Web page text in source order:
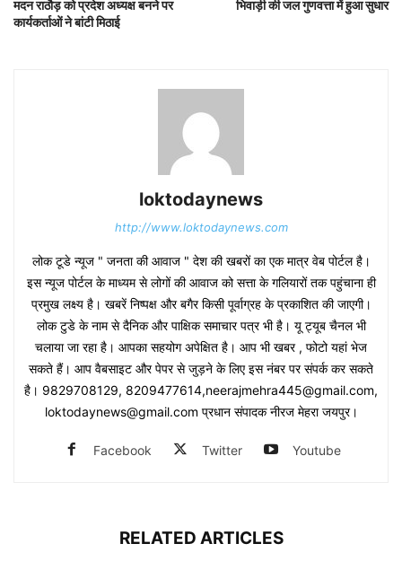
मदन राठौड़ को प्रदेश अध्यक्ष बनने पर
कार्यकर्ताओं ने बांटी मिठाई
भिवाड़ी की जल गुणवत्ता में हुआ सुधार
loktodaynews
http://www.loktodaynews.com
लोक टूडे न्यूज " जनता की आवाज " देश की खबरों का एक मात्र वेब पोर्टल है।
इस न्यूज पोर्टल के माध्यम से लोगों की आवाज को सत्ता के गलियारों तक पहुंचाना ही
प्रमुख लक्ष्य है। खबरें निष्पक्ष और बगैर किसी पूर्वाग्रह के प्रकाशित की जाएगी।
लोक टुडे के नाम से दैनिक और पाक्षिक समाचार पत्र भी है। यू ट्यूब चैनल भी
चलाया जा रहा है। आपका सहयोग अपेक्षित है। आप भी खबर , फोटो यहां भेज
सकते हैं। आप वैबसाइट और पेपर से जुड़ने के लिए इस नंबर पर संपर्क कर सकते
है। 9829708129, 8209477614,neerajmehra445@gmail.com,
loktodaynews@gmail.com प्रधान संपादक नीरज मेहरा जयपुर।
Facebook Twitter Youtube
RELATED ARTICLES